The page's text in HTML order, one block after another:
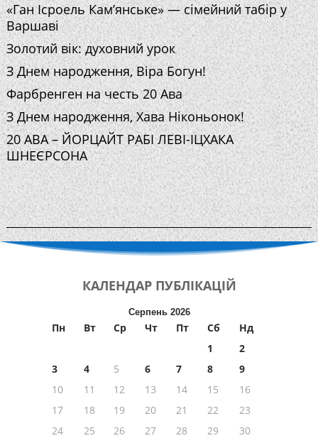
«Ган Ісроель Кам’янське» — сімейний табір у
Варшаві
Золотий вік: духовний урок
З Днем народження, Віра Богун!
Фарбренген на честь 20 Ава
З Днем народження, Хава Ніконьонок!
20 АВА – ЙОРЦАЙТ РАБІ ЛЕВІ-ІЦХАКА
ШНЕЄРСОНА
КАЛЕНДАР ПУБЛІКАЦІЙ
Серпень 2026
Пн Вт Ср Чт Пт Сб
Нд
1
2
3
4 5 6 7 8
9
10
11 12 13 14 15
16
17
18 19 20 21 22
23
24
25 26 27 28 29
30